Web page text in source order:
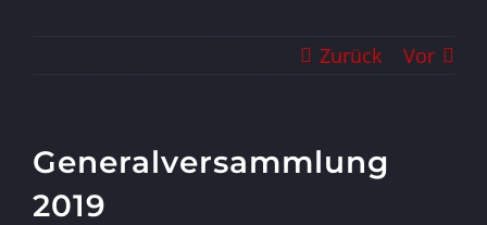
Zurück Vor
Generalversammlung
2019